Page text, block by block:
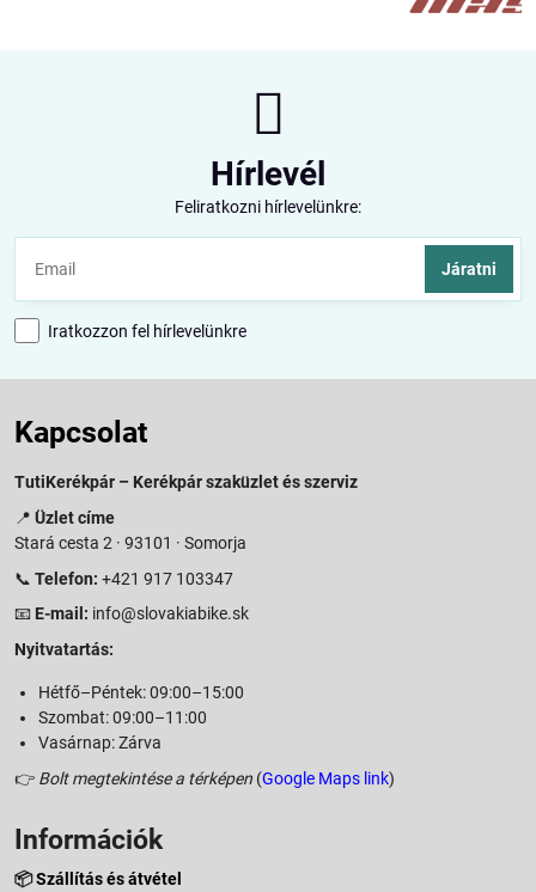
Hírlevél
Feliratkozni hírlevelünkre:
Járatni
Iratkozzon fel hírlevelünkre
Kapcsolat
TutiKerékpár – Kerékpár szaküzlet és szerviz
📍 Üzlet címe
Stará cesta 2 · 93101 · Somorja
📞 Telefon: +421 917 103347
📧 E-mail: info@slovakiabike.sk
Nyitvatartás:
Hétfő–Péntek: 09:00–15:00
Szombat: 09:00–11:00
Vasárnap: Zárva
👉 Bolt megtekintése a térképen (Google Maps link)
Információk
📦Szállítás és átvétel